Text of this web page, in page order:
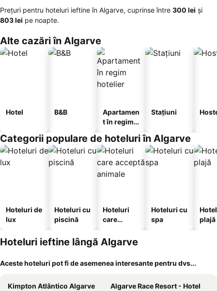
Prețuri pentru hoteluri ieftine în Algarve, cuprinse între ‎300 lei și
‎803 lei pe noapte.
Alte cazări în Algarve
Hotel B&B
Apartamen
t în regim
Stațiuni
Categorii populare de hoteluri în Algarve
Hoteluri de
lux
Hoteluri cu
piscină
Hoteluri
care
animale
Hoteluri cu
spa
plajă
Hoteluri ieftine lângă Algarve
Aceste hoteluri pot fi de asemenea interesante pentru dvs...
Kimpton Atlântico Algarve
Algarve Race Resort - Hotel